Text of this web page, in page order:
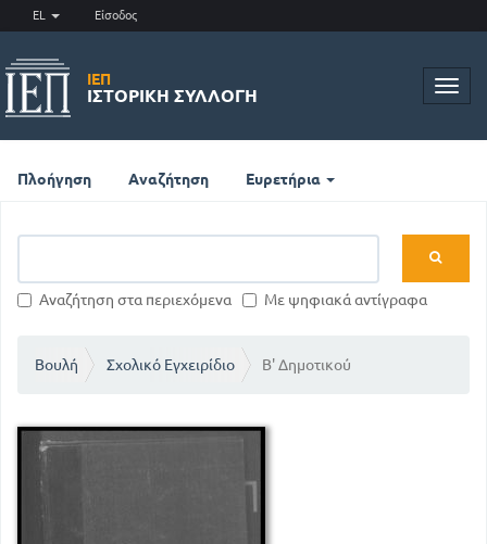
EL Είσοδος
ΙΕΠ
ΙΣΤΟΡΙΚΉ ΣΥΛΛΟΓΉ
Πλοήγηση Αναζήτηση Ευρετήρια
Αναζήτηση στα περιεχόμενα Με ψηφιακά αντίγραφα
Βουλή Σχολικό Εγχειρίδιο Β' Δημοτικού